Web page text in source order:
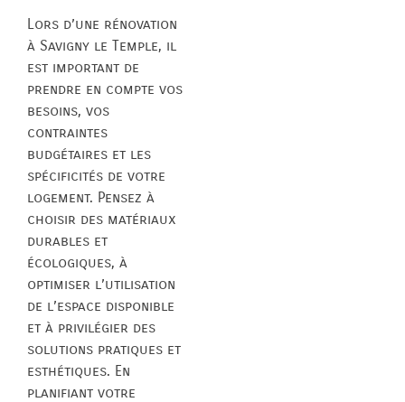
Lors d’une rénovation
à Savigny le Temple, il
est important de
prendre en compte vos
besoins, vos
contraintes
budgétaires et les
spécificités de votre
logement. Pensez à
choisir des matériaux
durables et
écologiques, à
optimiser l’utilisation
de l’espace disponible
et à privilégier des
solutions pratiques et
esthétiques. En
planifiant votre